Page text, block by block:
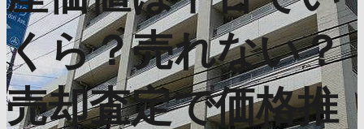
くら？売れない？
売却査定で価格推